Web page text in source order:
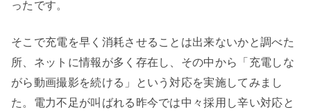
ったです。
そこで充電を早く消耗させることは出来ないかと調べた
所、ネットに情報が多く存在し、その中から「充電しな
がら動画撮影を続ける」という対応を実施してみまし
た。電力不足が叫ばれる昨今では中々採用し辛い対応と